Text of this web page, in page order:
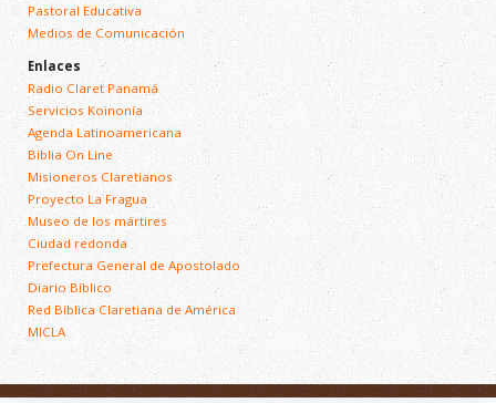
Pastoral Educativa
Medios de Comunicación
Enlaces
Radio Claret Panamá
Servicios Koinonía
Agenda Latinoamericana
Biblia On Line
Misioneros Claretianos
Proyecto La Fragua
Museo de los mártires
Ciudad redonda
Prefectura General de Apostolado
Diario Bíblico
Red Bíblica Claretiana de América
MICLA